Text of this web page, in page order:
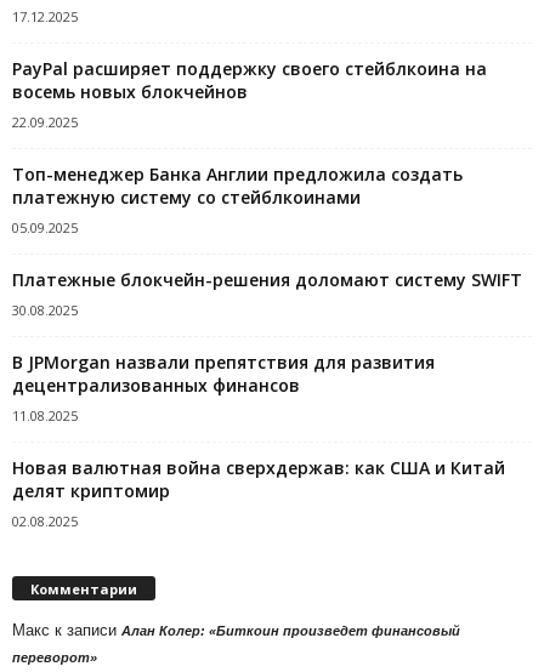
17.12.2025
PayPal расширяет поддержку своего стейблкоина на
восемь новых блокчейнов
22.09.2025
Топ-менеджер Банка Англии предложила создать
платежную систему со стейблкоинами
05.09.2025
Платежные блокчейн-решения доломают систему SWIFT
30.08.2025
В JPMorgan назвали препятствия для развития
децентрализованных финансов
11.08.2025
Новая валютная война сверхдержав: как США и Китай
делят криптомир
02.08.2025
Комментарии
Макс к записи Алан Колер: «Биткоин произведет финансовый
переворот»